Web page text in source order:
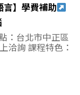
言】學費補助
：台北市中正區
洽詢 課程特色：